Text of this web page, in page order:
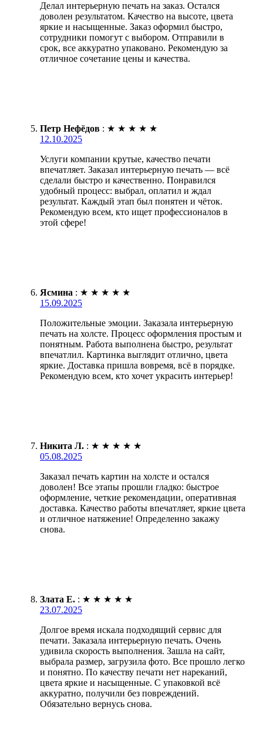
Делал интерьерную печать на заказ. Остался
доволен результатом. Качество на высоте, цвета
яркие и насыщенные. Заказ оформил быстро,
сотрудники помогут с выбором. Отправили в
срок, все аккуратно упаковано. Рекомендую за
отличное сочетание цены и качества.
Петр Нефёдов : ★ ★ ★ ★ ★
12.10.2025
Услуги компании крутые, качество печати
впечатляет. Заказал интерьерную печать — всё
сделали быстро и качественно. Понравился
удобный процесс: выбрал, оплатил и ждал
результат. Каждый этап был понятен и чёток.
Рекомендую всем, кто ищет профессионалов в
этой сфере!
Ясмина : ★ ★ ★ ★ ★
15.09.2025
Положительные эмоции. Заказала интерьерную
печать на холсте. Процесс оформления простым и
понятным. Работа выполнена быстро, результат
впечатлил. Картинка выглядит отлично, цвета
яркие. Доставка пришла вовремя, всё в порядке.
Рекомендую всем, кто хочет украсить интерьер!
Никита Л. : ★ ★ ★ ★ ★
05.08.2025
Заказал печать картин на холсте и остался
доволен! Все этапы прошли гладко: быстрое
оформление, четкие рекомендации, оперативная
доставка. Качество работы впечатляет, яркие цвета
и отличное натяжение! Определенно закажу
снова.
Злата Е. : ★ ★ ★ ★ ★
23.07.2025
Долгое время искала подходящий сервис для
печати. Заказала интерьерную печать. Очень
удивила скорость выполнения. Зашла на сайт,
выбрала размер, загрузила фото. Все прошло легко
и понятно. По качеству печати нет нареканий,
цвета яркие и насыщенные. С упаковкой всё
аккуратно, получили без повреждений.
Обязательно вернусь снова.